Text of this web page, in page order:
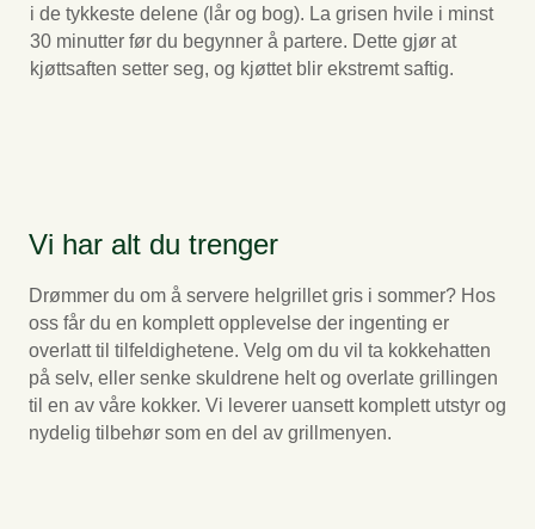
i de tykkeste delene (lår og bog). La grisen hvile i minst
30 minutter før du begynner å partere. Dette gjør at
kjøttsaften setter seg, og kjøttet blir ekstremt saftig.
Vi har alt du trenger
Drømmer du om å servere helgrillet gris i sommer? Hos
oss får du en komplett opplevelse der ingenting er
overlatt til tilfeldighetene. Velg om du vil ta kokkehatten
på selv, eller senke skuldrene helt og overlate grillingen
til en av våre kokker. Vi leverer uansett komplett utstyr og
nydelig tilbehør som en del av grillmenyen.